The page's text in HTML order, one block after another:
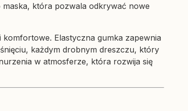
maska, która pozwala odkrywać nowe
Elastyczna gumka zapewnia
każdym drobnym dreszczu, który
w atmosferze, która rozwija się